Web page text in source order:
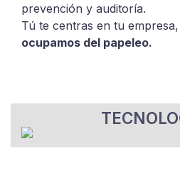
prevención y auditoría.
Tú te centras en tu
ocupamos del papeleo.